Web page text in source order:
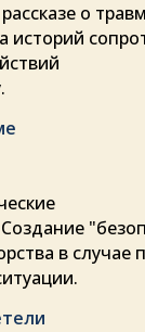
о
историй
в